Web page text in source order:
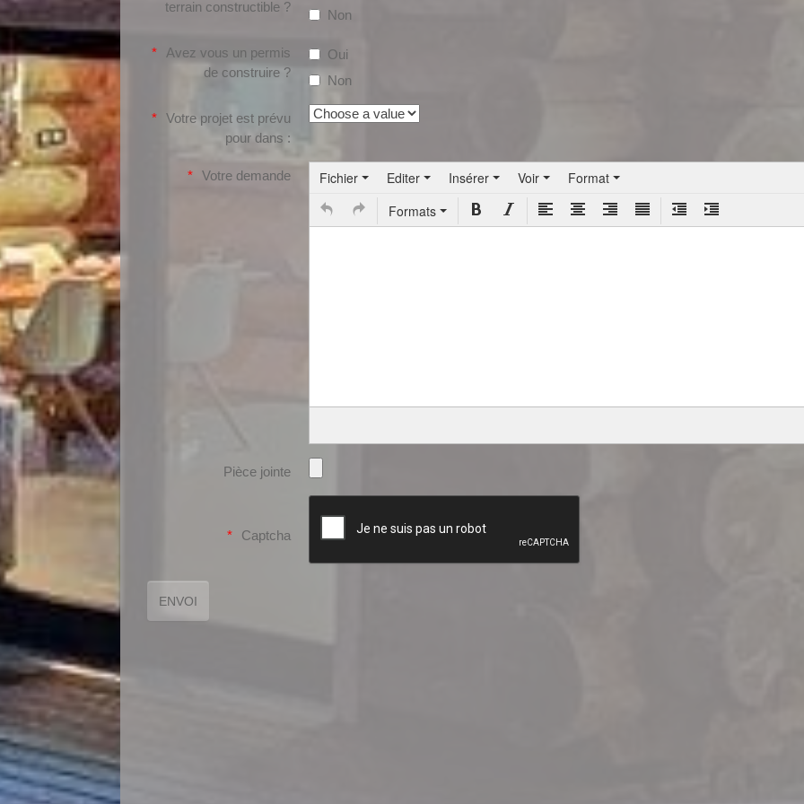
terrain constructible ?
Non
Avez vous un permis
de construire ?
Oui
Non
Votre projet est prévu
pour dans :
Votre demande Fichier Editer Insérer Voir
Format
Formats
Pièce jointe
Captcha